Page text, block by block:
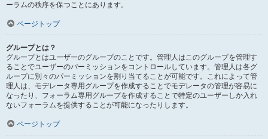
ーラムの秩序を保つことにあります。
ページトップ
グループとは？
グループとはユーザーのグループのことです。管理人はこのグループを管理す
ることでユーザーのパーミッションをコントロールしています。管理人は各グ
ループに別々のパーミッションを割り当てることが可能です。これによって管
理人は、モデレータ専用グループを作成することでモデレータの管理が容易に
なったり、フォーラム専用グループを作成することで特定のユーザーしか入れ
ないフォーラムを提供することが可能になったりします。
ページトップ